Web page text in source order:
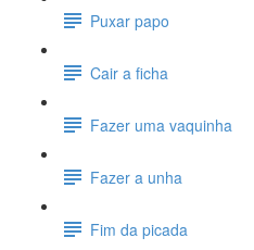
Puxar papo
Cair a ficha
Fazer uma vaquinha
Fazer a unha
Fim da picada